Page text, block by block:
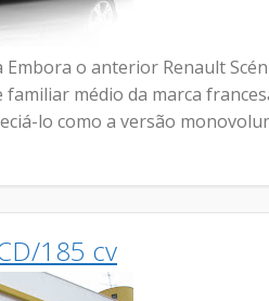
o anterior Renault
médio da marca
lo como a versão
185 cv